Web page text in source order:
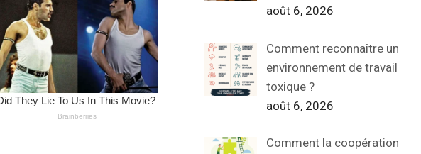
août 6, 2026
Comment reconnaître un
environnement de travail
toxique ?
août 6, 2026
Comment la coopération